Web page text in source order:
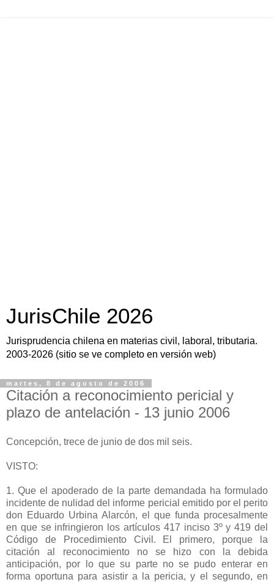
JurisChile 2026
Jurisprudencia chilena en materias civil, laboral, tributaria.
2003-2026 (sitio se ve completo en versión web)
martes, 8 de agosto de 2006
Citación a reconocimiento pericial y
plazo de antelación - 13 junio 2006
Concepción, trece de junio de dos mil seis.
VISTO:
1. Que el apoderado de la parte demandada ha formulado
incidente de nulidad del informe pericial emitido por el perito
don Eduardo Urbina Alarcón, el que funda procesalmente
en que se infringieron los artículos 417 inciso 3º y 419 del
Código de Procedimiento Civil. El primero, porque la
citación al reconocimiento no se hizo con la debida
anticipación, por lo que su parte no se pudo enterar en
forma oportuna para asistir a la pericia, y el segundo, en